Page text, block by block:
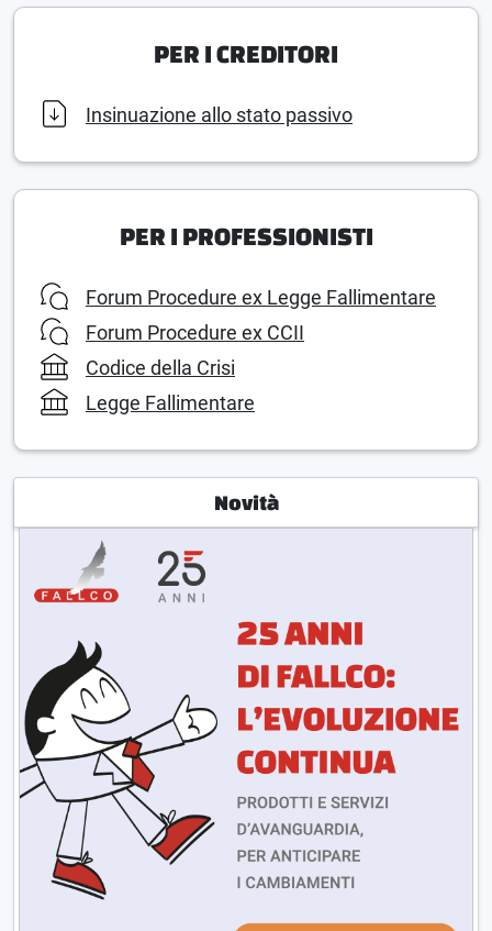
PER I CREDITORI
Insinuazione allo stato passivo
PER I PROFESSIONISTI
Forum Procedure ex Legge Fallimentare
Forum Procedure ex CCII
Codice della Crisi
Legge Fallimentare
Novità